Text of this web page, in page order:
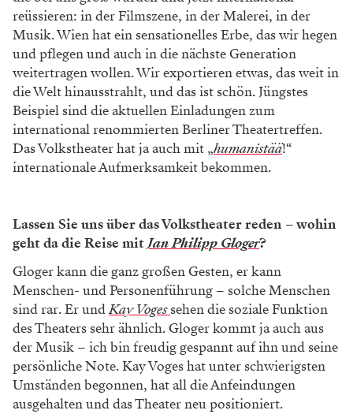
reüssieren: in der Filmszene, in der Malerei, in der
Musik. Wien hat ein sensationelles Erbe, das wir hegen
und pflegen und auch in die nächste Generation
weitertragen wollen. Wir exportieren etwas, das weit in
die Welt hinausstrahlt, und das ist schön. Jüngstes
Beispiel sind die aktuellen Einladungen zum
international renommierten Berliner Theatertreffen.
Das Volkstheater hat ja auch mit „humanistää!“
internationale Aufmerksamkeit bekommen.
Lassen Sie uns über das Volkstheater reden – wohin
geht da die Reise mitJan Philipp Gloger?
Gloger kann die ganz großen Gesten, er kann
Menschen- und Personenführung – solche Menschen
sind rar. Er undKay Vogessehen die soziale Funktion
des Theaters sehr ähnlich. Gloger kommt ja auch aus
der Musik – ich bin freudig gespannt auf ihn und seine
persönliche Note. Kay Voges hat unter schwierigsten
Umständen begonnen, hat all die Anfeindungen
ausgehalten und das Theater neu positioniert.